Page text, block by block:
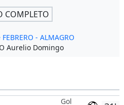
COMPLETO
- ALMAGRO
Aurelio Domingo
Gol